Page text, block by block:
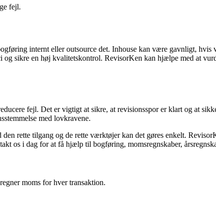
fejl.
internt eller outsource det. Inhouse kan være gavnligt,
sikre en høj kvalitetskontrol. RevisorKen kan hjælpe med at
fejl. Det er vigtigt at sikre, at revisionsspor er klart og at
med lovkravene.
rette tilgang og de rette værktøjer kan det gøres enkelt.
os i dag for at få hjælp til bogføring, momsregnskaber,
moms for hver transaktion.